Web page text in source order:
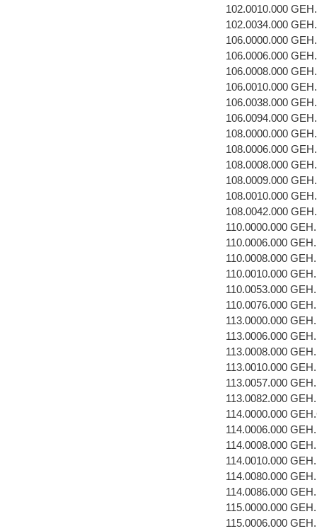
102.0010.000
102.0034.000
106.0000.000
106.0006.000
106.0008.000
106.0010.000
106.0038.000
106.0094.000
108.0000.000
108.0006.000
108.0008.000
108.0009.000
108.0010.000
108.0042.000
110.0000.000
110.0006.000
110.0008.000
110.0010.000
110.0053.000
110.0076.000
113.0000.000
113.0006.000
113.0008.000
113.0010.000
113.0057.000
113.0082.000
114.0000.000
114.0006.000
114.0008.000
114.0010.000
114.0080.000
114.0086.000
115.0000.000
115.0006.000